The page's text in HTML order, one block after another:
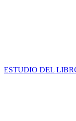
ESTUDIO DEL